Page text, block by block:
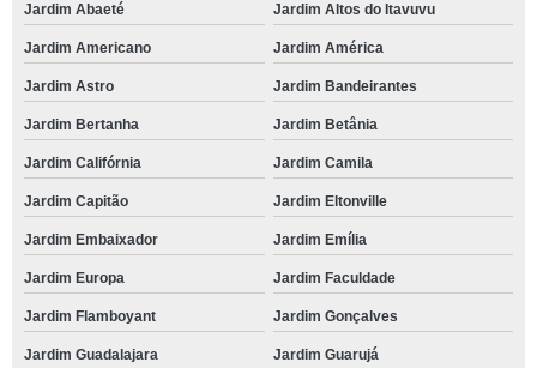
Jardim Abaeté Jardim Altos do Itavuvu
Jardim Americano Jardim América
Jardim Astro Jardim Bandeirantes
Jardim Bertanha Jardim Betânia
Jardim Califórnia Jardim Camila
Jardim Capitão Jardim Eltonville
Jardim Embaixador Jardim Emília
Jardim Europa Jardim Faculdade
Jardim Flamboyant Jardim Gonçalves
Jardim Guadalajara Jardim Guarujá